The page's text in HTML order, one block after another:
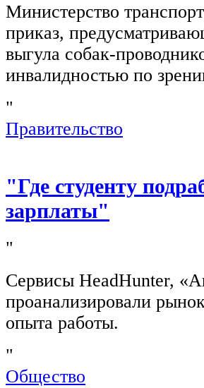
Министерство
приказ,
выгула собак-
инвалидностью по
"
Правительство
"Где студенту
зарплаты"
"
Сервисы HeadHunter,
проанализировали
опыта работы.
"
Общество